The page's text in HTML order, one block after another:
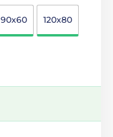
90x60 120x80